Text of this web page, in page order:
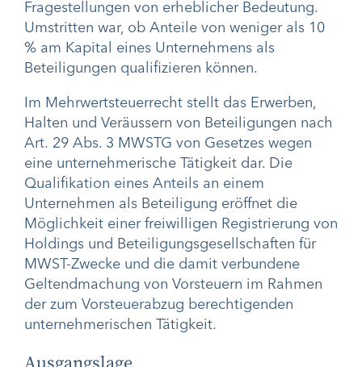
Fragestellungen von erheblicher Bedeutung.
Umstritten war, ob Anteile von weniger als 10
% am Kapital eines Unternehmens als
Beteiligungen qualifizieren können.
Im Mehrwertsteuerrecht stellt das Erwerben,
Halten und Veräussern von Beteiligungen nach
Art. 29 Abs. 3 MWSTG von Gesetzes wegen
eine unternehmerische Tätigkeit dar. Die
Qualifikation eines Anteils an einem
Unternehmen als Beteiligung eröffnet die
Möglichkeit einer freiwilligen Registrierung von
Holdings und Beteiligungsgesellschaften für
MWST-Zwecke und die damit verbundene
Geltendmachung von Vorsteuern im Rahmen
der zum Vorsteuerabzug berechtigenden
unternehmerischen Tätigkeit.